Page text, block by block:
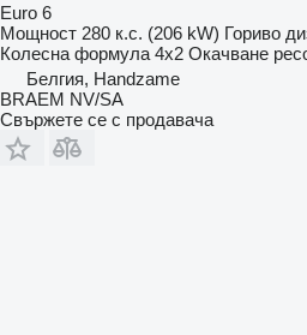
Euro 6
Мощност 280 к.с. (206 kW) Гориво
Колесна формула 4x2 Окачване
Белгия, Handzame
BRAEM NV/SA
Свържете се с продавача